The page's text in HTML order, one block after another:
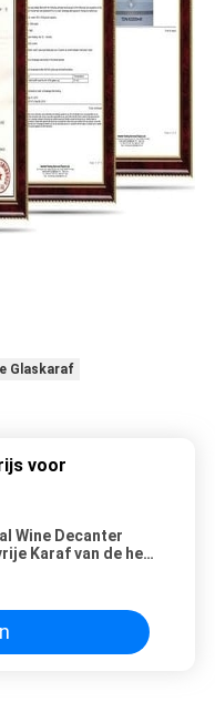
Glaskaraf
voor
Wine Decanter
Karaf van de het